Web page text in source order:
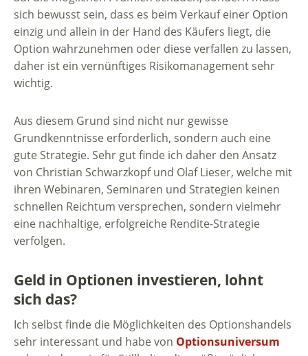
sich bewusst sein, dass es beim Verkauf einer Option
einzig und allein in der Hand des Käufers liegt, die
Option wahrzunehmen oder diese verfallen zu lassen,
daher ist ein vernünftiges Risikomanagement sehr
wichtig.
Aus diesem Grund sind nicht nur gewisse
Grundkenntnisse erforderlich, sondern auch eine
gute Strategie. Sehr gut finde ich daher den Ansatz
von Christian Schwarzkopf und Olaf Lieser, welche mit
ihren Webinaren, Seminaren und Strategien keinen
schnellen Reichtum versprechen, sondern vielmehr
eine nachhaltige, erfolgreiche Rendite-Strategie
verfolgen.
Geld in Optionen investieren, lohnt
sich das?
Ich selbst finde die Möglichkeiten des Optionshandels
sehr interessant und habe von Optionsuniversum